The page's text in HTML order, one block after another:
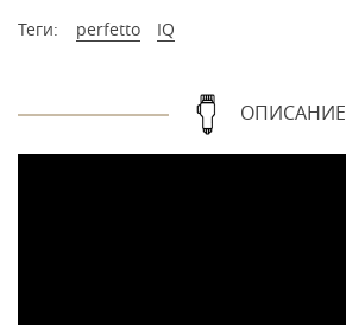
Теги: perfetto IQ
ОПИСАНИЕ